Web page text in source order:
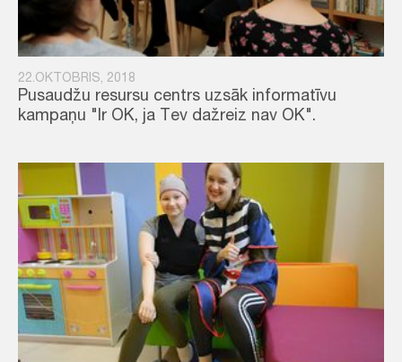
22.OKTOBRIS, 2018
Pusaudžu resursu centrs uzsāk informatīvu
kampaņu "Ir OK, ja Tev dažreiz nav OK".